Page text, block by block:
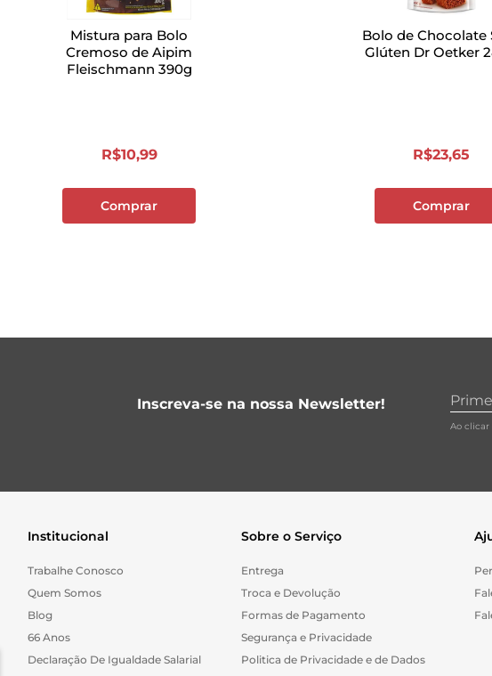
Mistura para Bolo
Cremoso de Aipim
Fleischmann 390g
R$10,99
Comprar
Bolo de Chocolate
Glúten Dr Oetker
R$23,65
Comprar
Inscreva-se na nossa Newsletter!
Ao clicar
Institucional
Trabalhe Conosco
Quem Somos
Blog
66 Anos
Declaração De Igualdade Salarial
Sobre o Serviço
Entrega
Troca e Devolução
Formas de Pagamento
Segurança e Privacidade
Politica de Privacidade e de Dados